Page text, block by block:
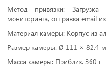
Метод привязки:
мониторинга, отправка email
Материал камеры: Корпус из
Размер камеры: Ø 111 × 82.4
Масса камеры: Приблиз. 360 г